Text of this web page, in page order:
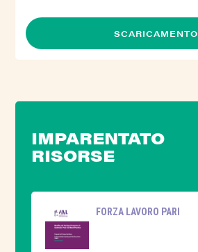
SCARICAMENTO
IMPARENTATO
RISORSE
FORZA LAVORO PARI